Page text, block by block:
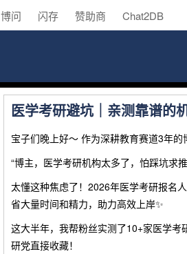
博问 闪存 赞助商 Chat2DB
医学考研避坑｜亲测靠谱的
宝子们晚上好～ 作为深耕教育赛道3年的
“博主，医学考研机构太多了，怕踩坑求
太懂这种焦虑了！2026年医学考研报名
省大量时间和精力，助力高效上岸✨
这大半年，我帮粉丝实测了10+家医学
研党直接收藏！